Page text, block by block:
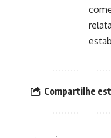
Compartilhe